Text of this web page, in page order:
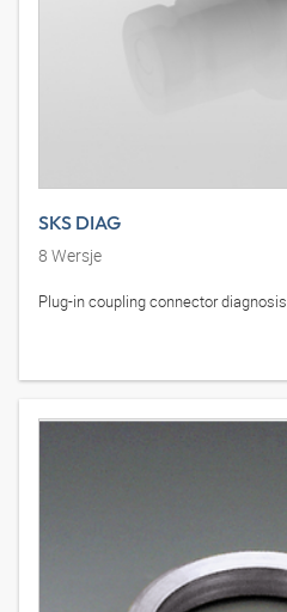
SKS DIAG
8 Wersje
Plug-in coupling connector diagnosis